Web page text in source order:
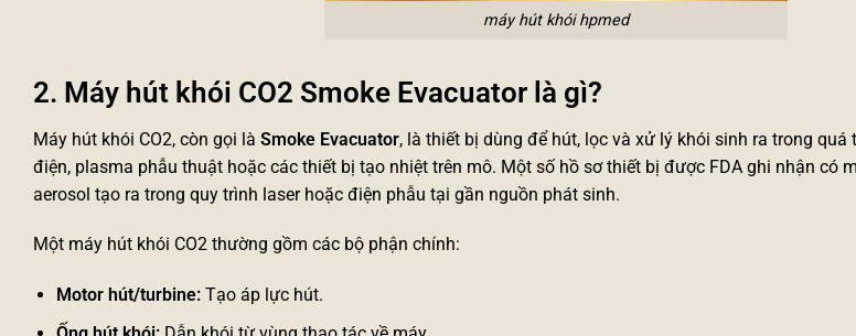
máy hút khói hpmed
2. Máy hút khói CO2 Smoke Evacuator là gì?
Máy hút khói CO2, còn gọi là Smoke Evacuator, là thiết bị dùng để hút, lọc và xử lý khói sinh ra trong quá
điện, plasma phẫu thuật hoặc các thiết bị tạo nhiệt trên mô. Một số hồ sơ thiết bị được FDA ghi nhận có
aerosol tạo ra trong quy trình laser hoặc điện phẫu tại gần nguồn phát sinh.
Một máy hút khói CO2 thường gồm các bộ phận chính:
Motor hút/turbine:Tạo áp lực hút.